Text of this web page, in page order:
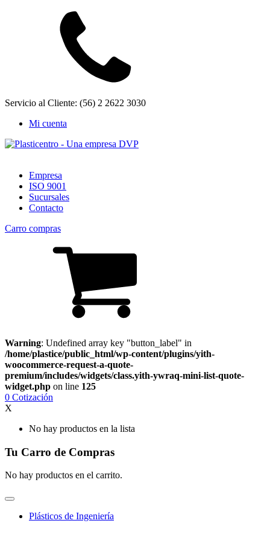
Servicio al Cliente: (56) 2 2622 3030
Mi cuenta
Empresa
ISO 9001
Sucursales
Contacto
Carro compras
Warning: Undefined array key "button_label" in
/home/plastice/public_html/wp-content/plugins/yith-
woocommerce-request-a-quote-
premium/includes/widgets/class.yith-ywraq-mini-list-quote-
widget.php on line 125
0 Cotización
X
No hay productos en la lista
Tu Carro de Compras
No hay productos en el carrito.
Plásticos de Ingeniería